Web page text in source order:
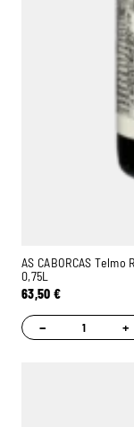
AS CABORCAS
0,75L
63,50€
− +